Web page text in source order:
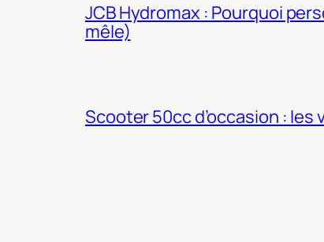
JCB Hydromax : Pourquoi
mêle)
Scooter 50cc d’occasion :